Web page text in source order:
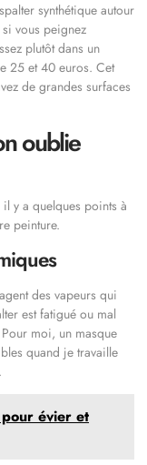
synthétique autour
vous peignez
plutôt dans un
25 et 40 euros. Cet
de grandes surfaces
oublie
y a quelques points à
peinture.
des vapeurs qui
est fatigué ou mal
moi, un masque
quand je travaille
pour évier et